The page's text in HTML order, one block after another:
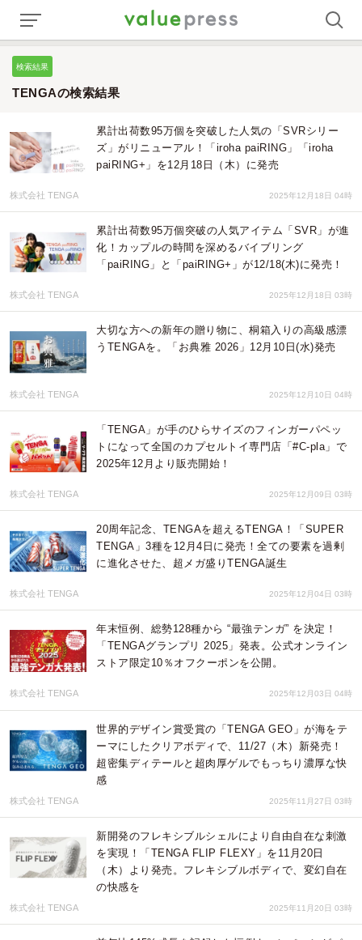
検索結果
TENGAの検索結果
累計出荷数95万個を突破した人気の「SVRシリー
ズ」がリニューアル！「iroha paiRING」「iroha
paiRING+」を12月18日（木）に発売
株式会社 TENGA 2025年12月18日 04時
累計出荷数95万個突破の⼈気アイテム「SVR」が進
化！カップルの時間を深めるバイブリング
「paiRING」と「paiRING+」が12/18(木)に発売！
株式会社 TENGA 2025年12月18日 03時
大切な方への新年の贈り物に、桐箱入りの高級感漂
うTENGAを。「お典雅 2026」12月10日(水)発売
株式会社 TENGA 2025年12月10日 04時
「TENGA」が手のひらサイズのフィンガーパペッ
トになって全国のカプセルトイ専門店「#C-pla」で
2025年12月より販売開始！
株式会社 TENGA 2025年12月09日 03時
20周年記念、TENGAを超えるTENGA！「SUPER
TENGA」3種を12月4日に発売！全ての要素を過剰
に進化させた、超メガ盛りTENGA誕生
株式会社 TENGA 2025年12月04日 03時
年末恒例、総勢128種から “最強テンガ” を決定！
「TENGAグランプリ 2025」発表。公式オンライン
ストア限定10％オフクーポンを公開。
株式会社 TENGA 2025年12月03日 04時
世界的デザイン賞受賞の「TENGA GEO」が海をテ
ーマにしたクリアボディで、11/27（木）新発売！
超密集ディテールと超肉厚ゲルでもっちり濃厚な快
感
株式会社 TENGA 2025年11月27日 03時
新開発のフレキシブルシェルにより自由自在な刺激
を実現！「TENGA FLIP FLEXY」を11月20日
（木）より発売。フレキシブルボディで、変幻自在
の快感を
株式会社 TENGA 2025年11月20日 03時